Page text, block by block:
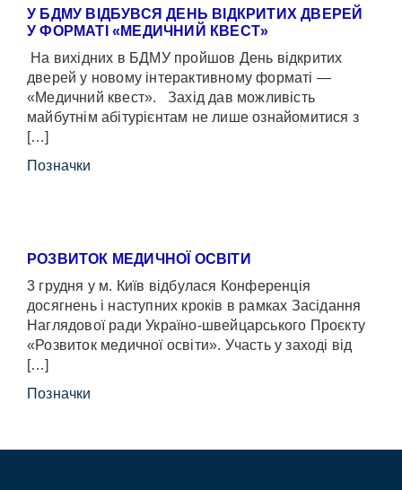
У БДМУ ВІДБУВСЯ ДЕНЬ ВІДКРИТИХ ДВЕРЕЙ
У ФОРМАТІ «МЕДИЧНИЙ КВЕСТ»
На вихідних в БДМУ пройшов День відкритих
дверей у новому інтерактивному форматі —
«Медичний квест». Захід дав можливість
майбутнім абітурієнтам не лише ознайомитися з
[…]
Позначки
РОЗВИТОК МЕДИЧНОЇ ОСВІТИ
3 грудня у м. Київ відбулася Конференція
досягнень і наступних кроків в рамках Засідання
Наглядової ради Україно-швейцарського Проєкту
«Розвиток медичної освіти». Участь у заході від
[…]
Позначки